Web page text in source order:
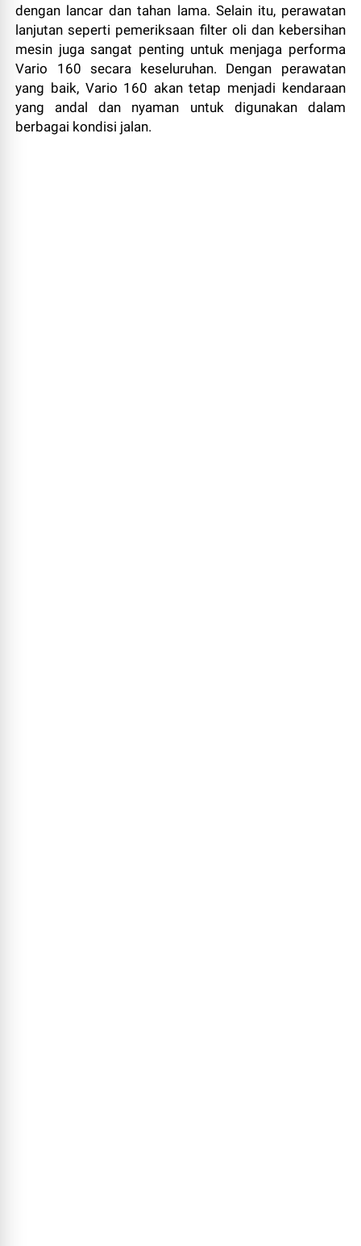
dengan lancar dan tahan lama. Selain itu, perawatan
lanjutan seperti pemeriksaan filter oli dan kebersihan
mesin juga sangat penting untuk menjaga performa
Vario 160 secara keseluruhan. Dengan perawatan
yang baik, Vario 160 akan tetap menjadi kendaraan
yang andal dan nyaman untuk digunakan dalam
berbagai kondisi jalan.